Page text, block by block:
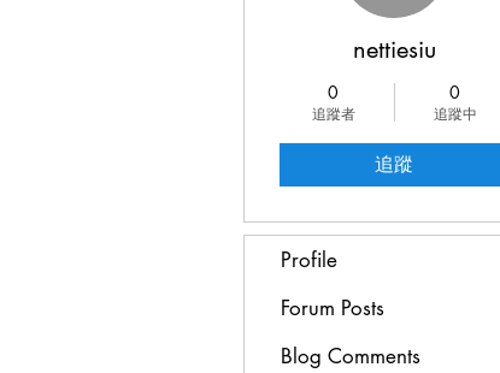
nettiesiu
0
追蹤者
0
追蹤中
追蹤
Profile
Forum Posts
Blog Comments